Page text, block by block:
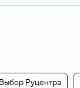
Руцентра